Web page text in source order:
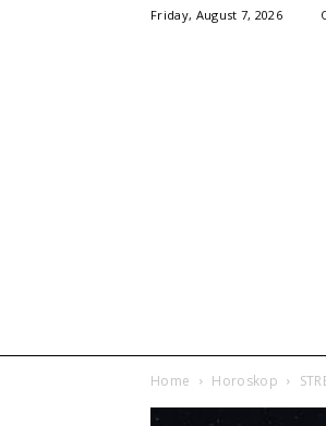
Friday, August 7, 2026
Home Horoskop